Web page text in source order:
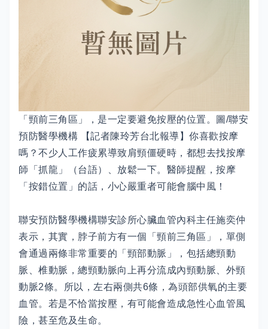
「頸前三角區」，是一定要避免按壓的位置。圖/聯安
預防醫學機構 【記者陳玲芳台北報導】你喜歡按摩
嗎？不少人工作疲累導致肩頸僵硬時，都想去找按摩
師「抓龍」（台語）、放鬆一下。醫師提醒，按摩
「按錯位置」的話，小心嚴重者可能會腦中風！
聯安預防醫學機構聯安診所心臟血管內科主任施奕仲
表示，其實，脖子前方有一個「頸前三角區」，單側
會通過兩條非常重要的「頸部動脈」，包括總頸動
脈、椎動脈，總頸動脈向上再分流成內頸動脈、外頸
動脈2條。所以，左右兩側共6條，為頭部供氧的主要
血管。若是不恰當按壓，有可能會造成急性心血管風
險，甚至危及生命。